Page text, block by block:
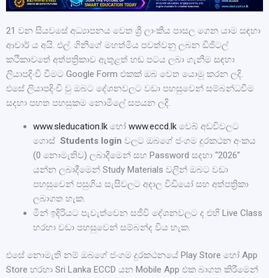
21 වන සියවසේ අධ්‍යාපනය වෙත ශ්‍රී ලාංකීය පාසල ගෙන යාම සඳහා
ආචාර් ය අයි. එල්. ගිනිගේ මහත්මිය පවත්වනු ලබන ඩිජිටල්
කථිකාවතේ අත්පත්‍රිකාව ඇතුළත් හඬ පටය ලබා ගැනීම සඳහා
ලියාපදිංචි වීමට Google Form එකක් ඔබ වෙත යොමු කරන ලදි.
එසේ ලියාපදිංචි වු ඔබට දේශනවලට වඩා පහසුවෙන් සම්බන්ධවීම
සදහා පහත පහසුකම නොමිලේ සපයන ලදි.
www.sleducation.lk හෝ www.eccd.lk වෙබ් අඩවිවලට
ගොස් Students login වලට ඔබගේ ජංගම දුරකථන අංකය
(0 නොමැතිව) ලබාදීමෙන් සහ Password සදහා “2026”
යන්න ලබාදීමෙන් Study Materials වලින් ඔබට වඩා
පහසුවෙන් පසුගිය සැසිවලට අදාල විඩියෝ සහ අත්පත්‍රිකා
ලබාගත හැක.
මින් ඉදිරියට පැවැත්වෙන සජීවි දේශනවලට ද එහි Live Class
හරහා වඩා පහසුවෙන් සම්බන්ද විය හැක.
එසේ නොමැති නම් ඔබගේ ජංගම දුරකථනයේ Play Store හෝ App
Store හරහා Sri Lanka ECCD යන Mobile App එක බාගත කිරීමෙන්